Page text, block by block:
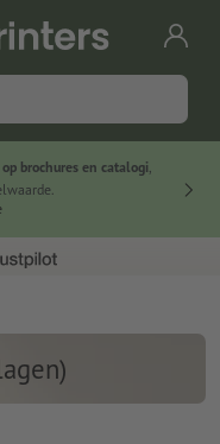
brochures en catalogi,